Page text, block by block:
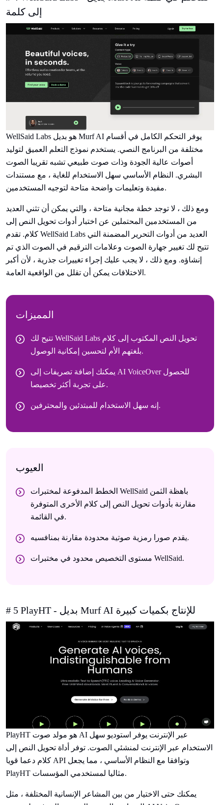
إلى كلمة
WellSaid Labs هو بديل Murf AI يوفر التحكم الكامل في أقسام
مختلفة من البرنامج النصي. يستخدم نموذج التعلم العميق لتوليد
أصوات عالية الجودة وذات صوت طبيعي تشبه تقريبا الصوت
البشري. النظام الأساسي سهل الاستخدام للغاية ، مع مستندات
مفيدة وتعليمات واضحة متاحة لتوجيه المستخدمين.
ومع ذلك ، لا توجد خطة مجانية متاحة ، والتي يمكن أن تثني العديد
من المستخدمين المحتملين عن اختبار أدوات تحويل النص إلى
كلام. تقدم WellSaid Labs العديد من أدوات التحرير المضمنة التي
تتيح لك تغيير جهارة الصوت وعلامات الترقيم في الصوت الذي تم
إنشاؤه. ومع ذلك ، لا يجب عليك إجراء تغييرات جذرية ، لأن أكبر
الاختلافات يمكن أن تقلل من الواقعية العامة.
المميزات
تتيح لك WellSaid Labs تحويل النص المكتوب إلى كلام
بلغتهم الأم لتحسين إمكانية الوصول.
يمكنك إضافة تصريفات إلى AI VoiceOver للحصول
على تجربة أكثر تخصيصا.
إنه سهل الاستخدام للمبتدئين والمحترفين.
العيوب
الخطط المدفوعة لمختبرات WellSaid باهظة الثمن
مقارنة بأدوات تحويل النص إلى كلام الأخرى المتوفرة
في القائمة.
يقدم صورا رمزية صوتية محدودة مقارنة بمنافسيه.
مستوى التخصيص محدود في مختبرات WellSaid.
# 5 PlayHT - بديل Murf AI للإنتاج بكميات كبيرة
PlayHT هو مولد صوت AI عبر الإنترنت يوفر استوديو سهل
الاستخدام عبر الإنترنت لمنشئي الصوت. توفر أداة تحويل النص إلى
كلام دعما قويا API وتوافقا مع النظام الأساسي ، مما يجعل
PlayHT مثاليا لمستخدمي المؤسسات.
يمكنك حتى الاختيار من بين المشاعر الإنسانية المختلفة ، مثل